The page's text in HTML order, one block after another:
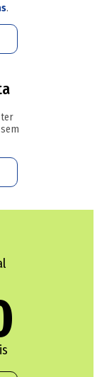
e amor ao
mais
aposentado e
trilhado
não seja
no
na
do pai
tinha apenas
o
e não o
.
ter
sem